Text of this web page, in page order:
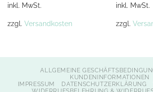
inkl. MwSt.
zzgl. Versandkosten
inkl. MwSt.
zzgl.
ALLGEMEINE
KUNDENINFORMATIONEN
IMPRESSUM
DATENSCHUTZERKLÄRUNG